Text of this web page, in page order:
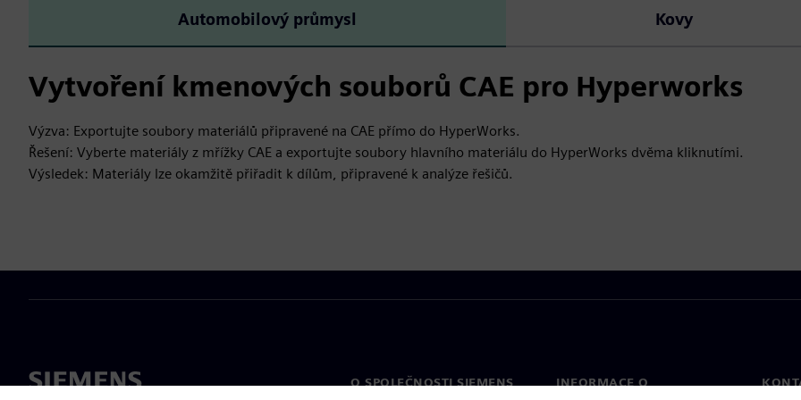
Automobilový průmysl Kovy
Vytvoření kmenových souborů CAE pro Hyperworks
Výzva: Exportujte soubory materiálů připravené na CAE přímo do HyperWorks.
Řešení: Vyberte materiály z mřížky CAE a exportujte soubory hlavního materiálu do HyperWorks dvěma kliknutími.
Výsledek: Materiály lze okamžitě přiřadit k dílům, připravené k analýze řešičů.
O SPOLEČNOSTI SIEMENS
INFORMACE O